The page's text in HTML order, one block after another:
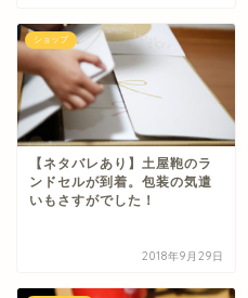
ショップ
【ネタバレあり】土屋鞄のラ
ンドセルが到着。包装の気遣
いもさすがでした！
2018年9月29日